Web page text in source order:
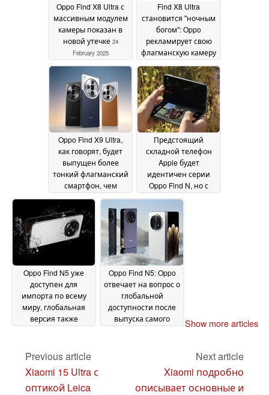
Oppo Find X8 Ultra с
массивным модулем
камеры показан в
новой утечке 24
February 2025
Find X8 Ultra
становится "ночным
богом": Oppo
рекламирует свою
флагманскую камеру
24 February
2025
Oppo Find X9 Ultra,
как говорят, будет
выпущен более
тонкий флагманский
смартфон, чем
22 February
2025
Предстоящий
складной телефон
Apple будет
идентичен серии
Oppo Find N, но с
изюминкой
Oppo Find N5 уже
доступен для
импорта по всему
миру, глобальная
версия также
Oppo Find N5: Oppo
отвечает на вопрос о
глобальной
доступности после
выпуска самого
Show more articles
Previous article
Xiaomi 15 Ultra с
оптикой Leica
Next article
Xiaomi подробно
описывает основные и